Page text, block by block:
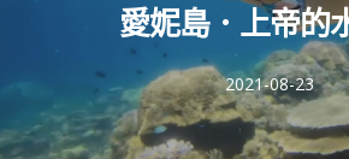
愛妮島．上帝的
2021-08-23